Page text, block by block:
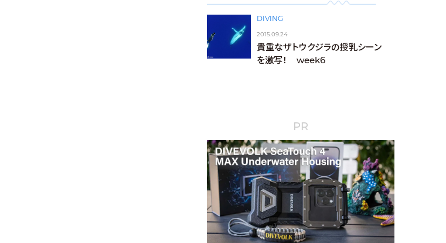
DIVING
2015.09.24
貴重なザトウクジラの授乳シーン
を激写！ week6
PR